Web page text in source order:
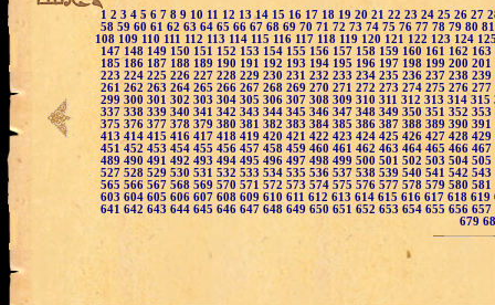
1 2 3 4 5 6 7 8 9 10 11 12 1314 15 16 17 18 19 20 21 22 23 24 25 26 27
58 59 60 61 62 63 64 65 66 67 68 69 70 71 72 73 74 75 76 77 78 79 80
108 109 110 111 112 113 114 115 116 117 118 119 120 121 122 123 124
147 148 149 150 151 152 153 154 155 156 157 158 159 160 161 162 163
185 186 187 188 189 190 191 192 193 194 195 196 197 198 199 200 201
223 224 225 226 227 228 229 230 231 232 233 234 235 236 237 238 239
261 262 263 264 265 266 267 268 269 270 271 272 273 274 275 276 277
299 300 301 302 303 304 305 306 307 308 309 310 311 312 313 314 315
337 338 339 340 341 342 343 344 345 346 347 348 349 350 351 352 353
375 376 377 378 379 380 381 382 383 384 385 386 387 388 389 390 391
413 414 415 416 417 418 419 420 421 422 423 424 425 426 427 428 429
451 452 453 454 455 456 457 458 459 460 461 462 463 464 465 466 467
489 490 491 492 493 494 495 496 497 498 499 500 501 502 503 504 505
527 528 529 530 531 532 533 534 535 536 537 538 539 540 541 542 543
565 566 567 568 569 570 571 572 573 574 575 576 577 578 579 580 581
603 604 605 606 607 608 609 610 611 612 613 614 615 616 617 618 619
641 642 643 644 645 646 647 648 649 650 651 652 653 654 655 656 657
679